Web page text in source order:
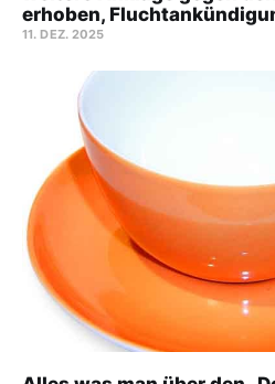
erhoben,
11. DEZ. 2025